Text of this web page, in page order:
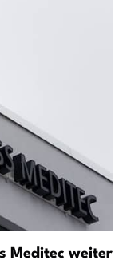
Meditec weiter